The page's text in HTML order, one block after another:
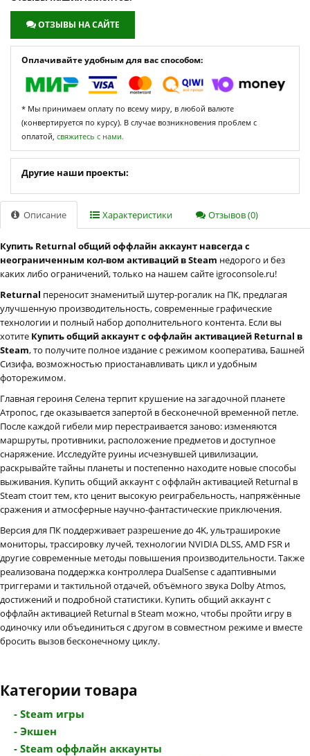
ОТЗЫВЫ НА САЙТЕ
Оплачивайте удобным для вас способом:
* Мы принимаем оплату по всему миру, в любой валюте
(конвертируется по курсу). В случае возникновения проблем с
оплатой, свяжитесь с нами.
Другие наши проекты:
Описание Характеристики Отзывов (0)
Купить Returnal общий оффлайн аккаунт навсегда с
неограниченным кол-вом активаций в Steam недорого и без
каких либо ограничений, только на нашем сайте igroconsole.ru!
Returnal переносит знаменитый шутер-рогалик на ПК, предлагая
улучшенную производительность, современные графические
технологии и полный набор дополнительного контента. Если вы
хотите Купить общий аккаунт с оффлайн активацией Returnal в
Steam, то получите полное издание с режимом кооператива, Башней
Сизифа, возможностью приостанавливать цикл и удобным
фоторежимом.
Главная героиня Селена терпит крушение на загадочной планете
Атропос, где оказывается запертой в бесконечной временной петле.
После каждой гибели мир перестраивается заново: изменяются
маршруты, противники, расположение предметов и доступное
снаряжение. Исследуйте руины исчезнувшей цивилизации,
раскрывайте тайны планеты и постепенно находите новые способы
выживания. Купить общий аккаунт с оффлайн активацией Returnal в
Steam стоит тем, кто ценит высокую реиграбельность, напряжённые
сражения и атмосферные научно-фантастические приключения.
Версия для ПК поддерживает разрешение до 4K, ультраширокие
мониторы, трассировку лучей, технологии NVIDIA DLSS, AMD FSR и
другие современные методы повышения производительности. Также
реализована поддержка контроллера DualSense с адаптивными
триггерами и тактильной отдачей, объёмного звука Dolby Atmos,
достижений и подробной статистики. Купить общий аккаунт с
оффлайн активацией Returnal в Steam можно, чтобы пройти игру в
одиночку или объединиться с другом в совместном режиме и вместе
бросить вызов бесконечному циклу.
Категории товара
- Steam игры
- Экшен
- Steam оффлайн аккаунты